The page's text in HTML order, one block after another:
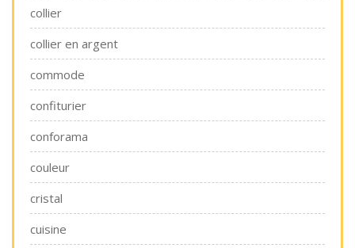
collier
collier en argent
commode
confiturier
conforama
couleur
cristal
cuisine